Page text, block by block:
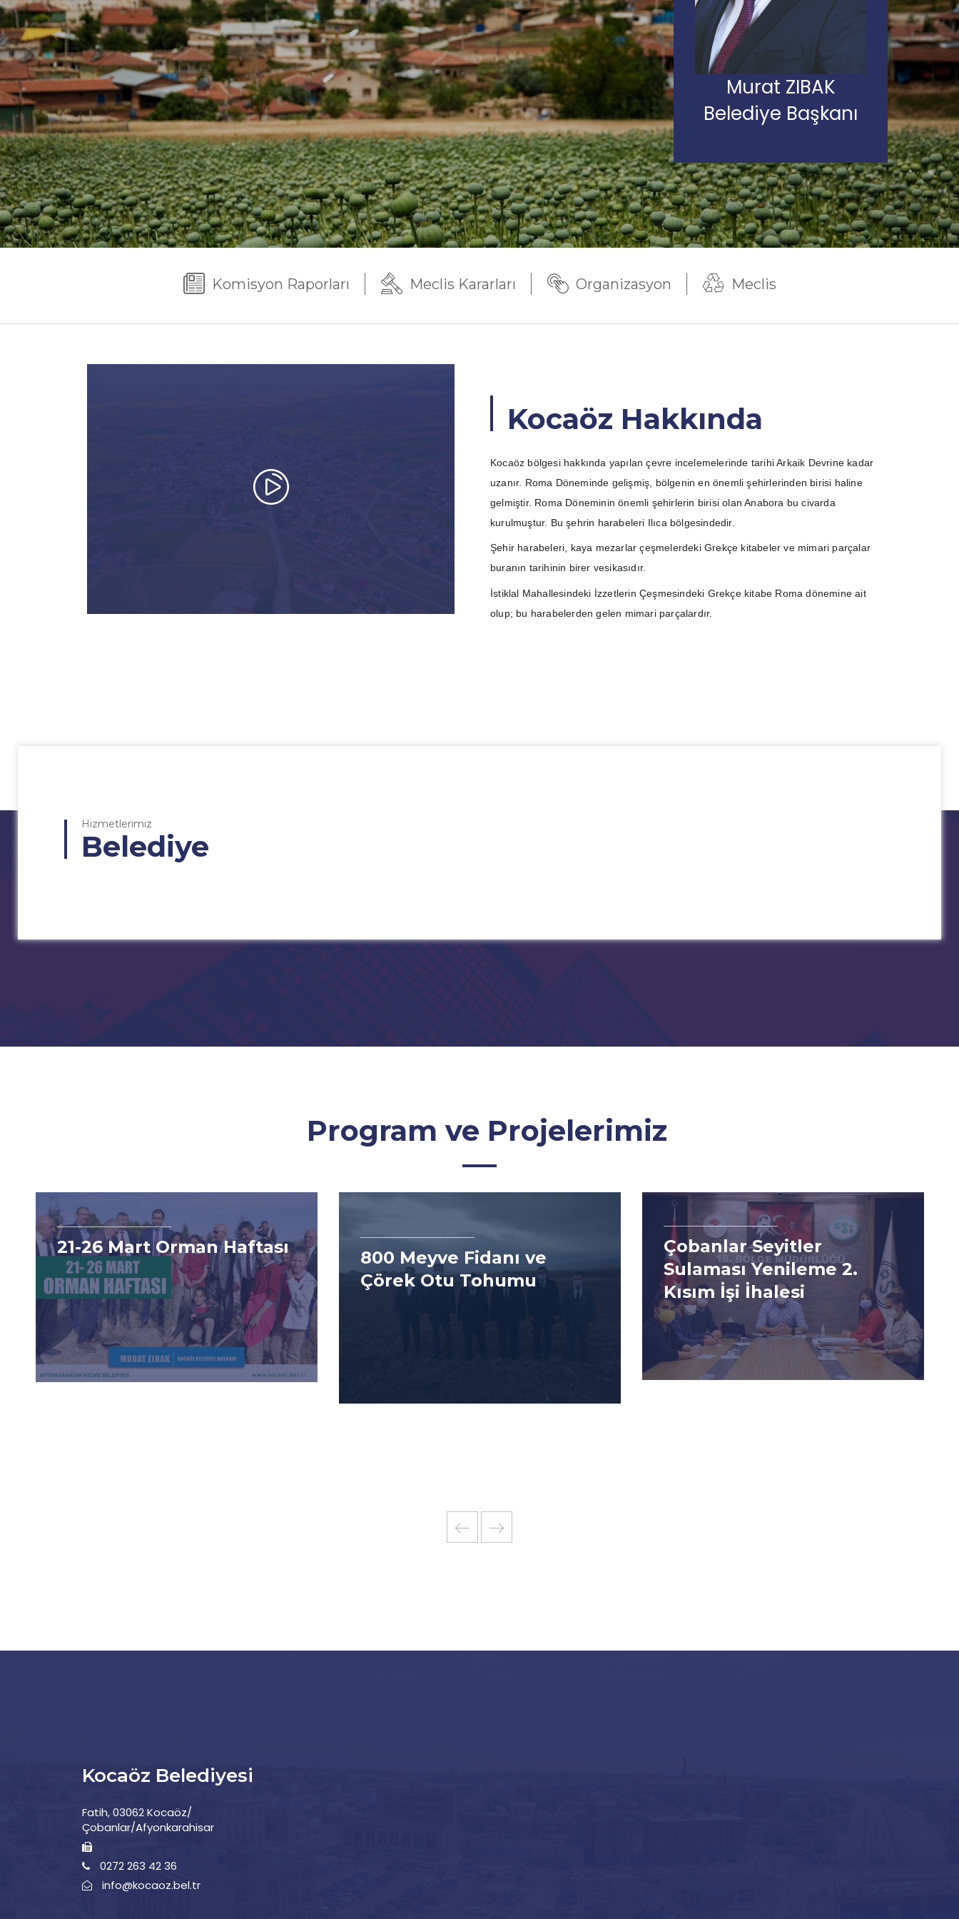
Murat ZIBAK
Belediye Başkanı
Komisyon Raporları Meclis Kararları Organizasyon Meclis
Kocaöz Hakkında
Kocaöz bölgesi hakkında yapılan çevre incelemelerinde tarihi Arkaik Devrine kadar
uzanır. Roma Döneminde gelişmiş, bölgenin en önemli şehirlerinden birisi haline
gelmiştir. Roma Döneminin önemli şehirlerin birisi olan Anabora bu civarda
kurulmuştur. Bu şehrin harabeleri Ilıca bölgesindedir.
Şehir harabeleri, kaya mezarlar çeşmelerdeki Grekçe kitabeler ve mimari parçalar
buranın tarihinin birer vesikasıdır.
İstiklal Mahallesindeki İzzetlerin Çeşmesindeki Grekçe kitabe Roma dönemine ait
olup; bu harabelerden gelen mimari parçalardır.
Hizmetlerimiz
Belediye
Program ve Projelerimiz
800 Meyve Fidanı ve
Çörek Otu Tohumu
Çobanlar Seyitler
Sulaması Yenileme 2.
Kısım İşi İhalesi
Tıbbi ve Aromatik
Bitkilerin Yetiştirilmesi,
Tanıtımının Yapılması
Kocaöz Belediyesi
Fatih, 03062 Kocaöz/
Çobanlar/Afyonkarahisar
0272 263 42 36
info@kocaoz.bel.tr